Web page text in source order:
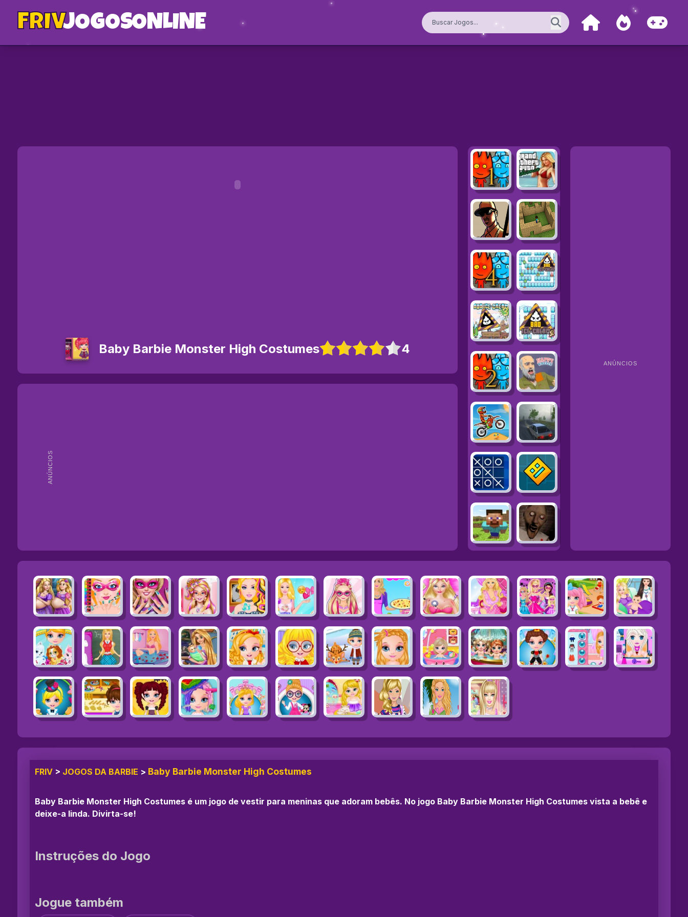
FRIVJOGOSONLINE
ANÚNCIOS
Baby Barbie Monster High Costumes 4
ANÚNCIOS
FRIV > JOGOS DA BARBIE > Baby Barbie Monster High Costumes
Baby Barbie Monster High Costumes é um jogo de vestir para meninas que adoram bebês. No jogo Baby Barbie Monster High Costumes vista a bebê e
deixe-a linda. Divirta-se!
Instruções do Jogo
Jogue também